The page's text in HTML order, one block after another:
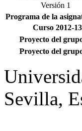
Versión 1
Programa de la
Curso 2012-13
Proyecto del
Proyecto del
Sevilla,